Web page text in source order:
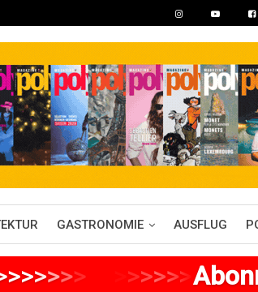
GASTRONOMIE AUSFLUG
>>>>>>> >>>>>>>>>